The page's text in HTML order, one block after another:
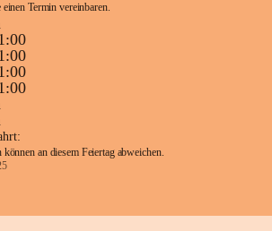
Termin vereinbaren.
an diesem Feiertag abweichen.